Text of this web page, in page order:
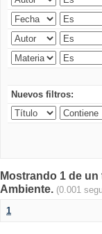
Nuevos filtros:
Mostrando 1 de
Ambiente. (0.001
1